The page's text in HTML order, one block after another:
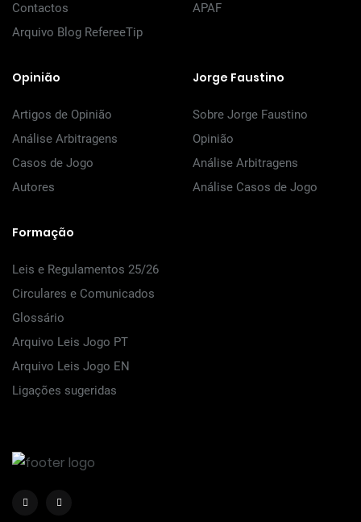
Contactos
Arquivo Blog RefereeTip
APAF
Opinião
Artigos de Opinião
Análise Arbitragens
Casos de Jogo
Autores
Jorge Faustino
Sobre Jorge Faustino
Opinião
Análise Arbitragens
Análise Casos de Jogo
Formação
Leis e Regulamentos 25/26
Circulares e Comunicados
Glossário
Arquivo Leis Jogo PT
Arquivo Leis Jogo EN
Ligações sugeridas